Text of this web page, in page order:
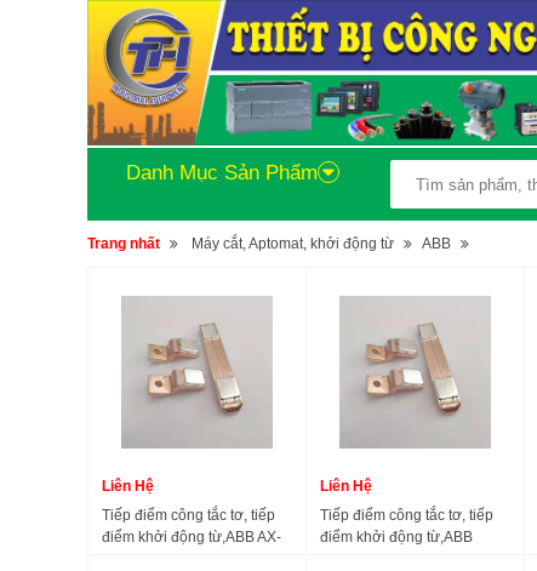
Danh Mục Sản Phẩm
Trang nhất Máy cắt, Aptomat, khởi động từ ABB
Liên Hệ
Tiếp điểm công tắc tơ, tiếp
điểm khởi động từ,ABB AX-
Liên Hệ
Tiếp điểm công tắc tơ, tiếp
điểm khởi động từ,ABB